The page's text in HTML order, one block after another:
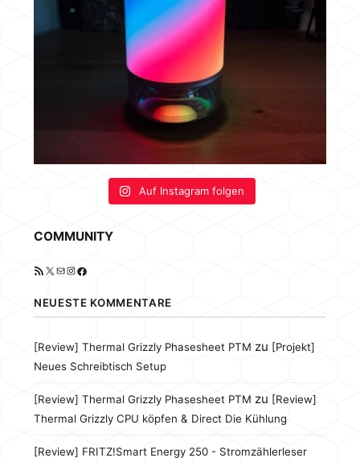
Auf Instagram folgen
COMMUNITY
RSS-Feed
X E-MailInstagram
Facebook
NEUESTE KOMMENTARE
[Review] Thermal Grizzly Phasesheet PTM zu [Projekt]
Neues Schreibtisch Setup
[Review] Thermal Grizzly Phasesheet PTM zu [Review]
Thermal Grizzly CPU köpfen & Direct Die Kühlung
[Review] FRITZ!Smart Energy 250 - Stromzählerleser